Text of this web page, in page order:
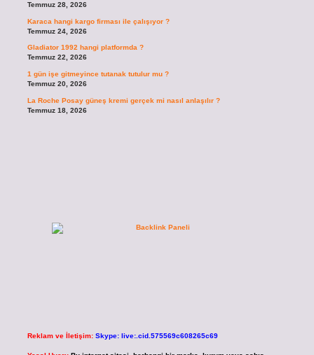
Temmuz 28, 2026
Karaca hangi kargo firması ile çalışıyor ?
Temmuz 24, 2026
Gladiator 1992 hangi platformda ?
Temmuz 22, 2026
1 gün işe gitmeyince tutanak tutulur mu ?
Temmuz 20, 2026
La Roche Posay güneş kremi gerçek mi nasıl anlaşılır ?
Temmuz 18, 2026
Reklam ve İletişim: Skype: live:.cid.575569c608265c69